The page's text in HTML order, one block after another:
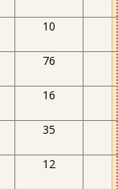
10
76
16
35
12